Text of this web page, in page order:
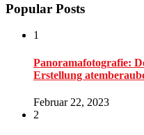
Popular Posts
1
Panoramafotografie:
Erstellung
Februar 22, 2023
2